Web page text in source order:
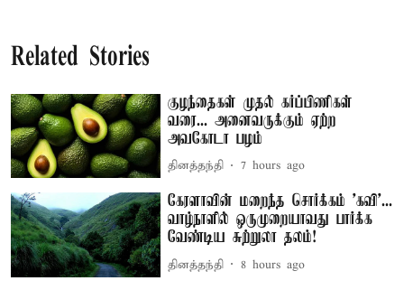
Related Stories
குழந்தைகள் முதல் கர்ப்பிணிகள்
வரை... அனைவருக்கும் ஏற்ற
அவகோடா பழம்
தினத்தந்தி 7 hours ago
கேரளாவின் மறைந்த சொர்க்கம் 'கவி'...
வாழ்நாளில் ஒருமுறையாவது பார்க்க
வேண்டிய சுற்றுலா தலம்!
தினத்தந்தி 8 hours ago